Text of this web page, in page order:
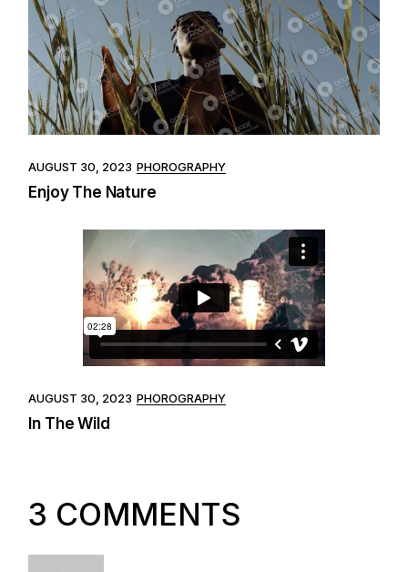
AUGUST 30, 2023 PHOROGRAPHY
Enjoy The Nature
AUGUST 30, 2023 PHOROGRAPHY
In The Wild
3 COMMENTS